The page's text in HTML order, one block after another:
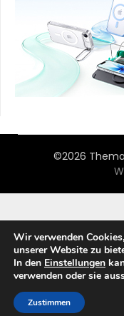
©2026
Wir verwenden
unserer Website zu
In den Einstellungen
verwenden oder sie
Zustimmen